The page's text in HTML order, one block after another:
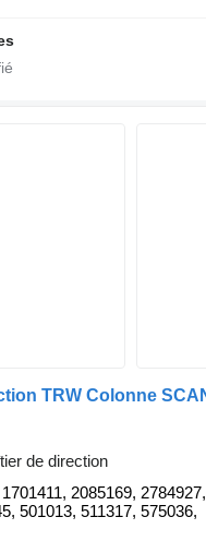
de direction
2085169, 2784927,
501013, 511317, 575036,